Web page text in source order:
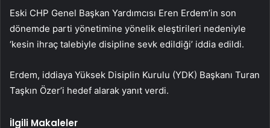
Eski CHP Genel Başkan Yardımcısı Eren Erdem’in son
dönemde parti yönetimine yönelik eleştirileri nedeniyle
‘kesin ihraç talebiyle disipline sevk edildiği’ iddia edildi.
Erdem, iddiaya Yüksek Disiplin Kurulu (YDK) Başkanı Turan
Taşkın Özer’i hedef alarak yanıt verdi.
İlgili Makaleler